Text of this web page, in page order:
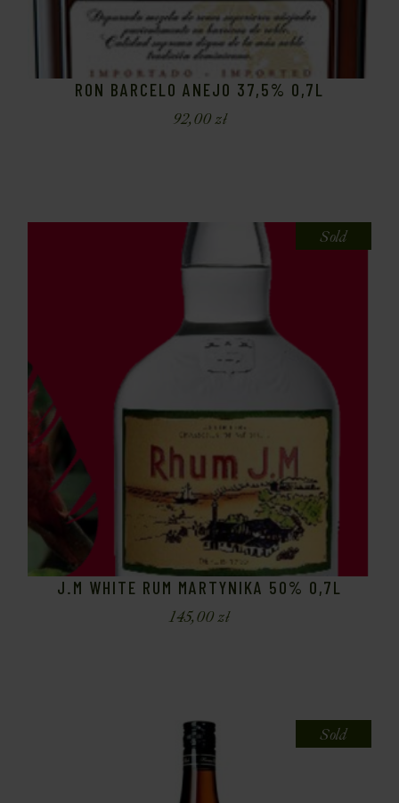
RON BARCELO ANEJO 37,5% 0,7L
92,00zł
Sold
J.M WHITE RUM MARTYNIKA 50% 0,7L
145,00zł
Sold